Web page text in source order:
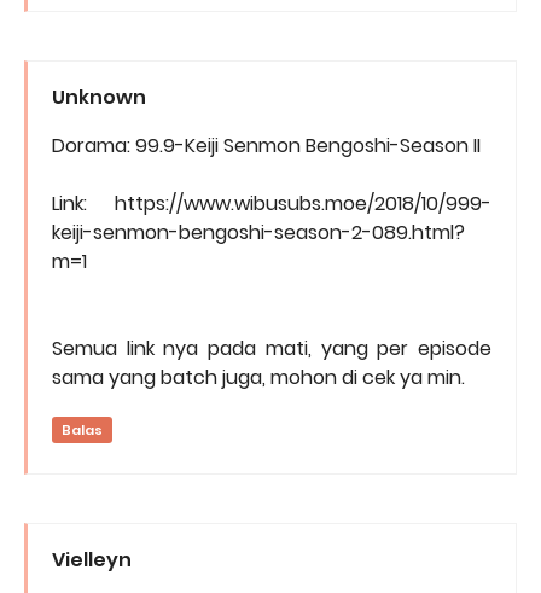
Unknown
Dorama: 99.9-Keiji Senmon Bengoshi-Season II
Link: https://www.wibusubs.moe/2018/10/999-
keiji-senmon-bengoshi-season-2-089.html?
m=1
Semua link nya pada mati, yang per episode
sama yang batch juga, mohon di cek ya min.
Balas
Vielleyn